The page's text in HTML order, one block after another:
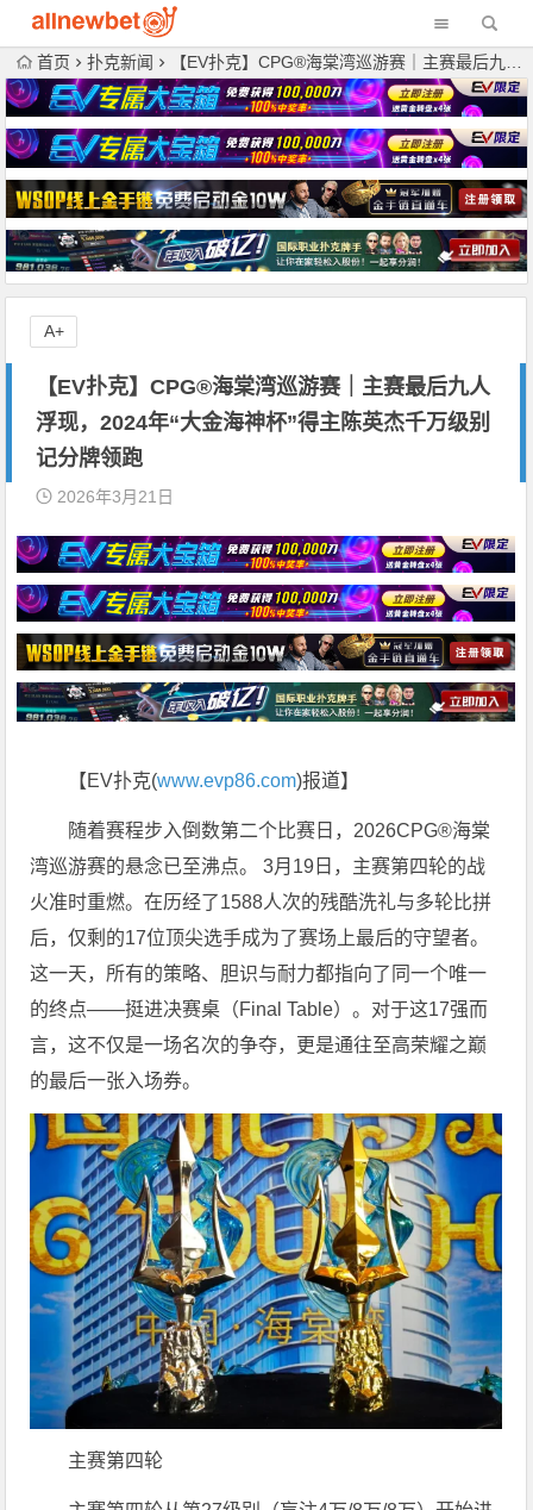
首页 扑克新闻 【EV扑克】CPG®海棠湾巡游赛｜主赛最后九人浮现，2024年“大金海神杯”得主陈英杰千万级别记分牌领跑
【EV扑克】CPG®海棠湾巡游赛｜主赛最后九人
浮现，2024年“大金海神杯”得主陈英杰千万级别
记分牌领跑
2026年3月21日
【EV扑克(www.evp86.com)报道】
随着赛程步入倒数第二个比赛日，2026CPG®海棠
湾巡游赛的悬念已至沸点。 3月19日，主赛第四轮的战
火准时重燃。在历经了1588人次的残酷洗礼与多轮比拼
后，仅剩的17位顶尖选手成为了赛场上最后的守望者。
这一天，所有的策略、胆识与耐力都指向了同一个唯一
的终点——挺进决赛桌（Final Table）。对于这17强而
言，这不仅是一场名次的争夺，更是通往至高荣耀之巅
的最后一张入场券。
主赛第四轮
A+